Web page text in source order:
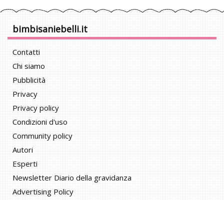
bimbisaniebelli.it
Contatti
Chi siamo
Pubblicità
Privacy
Privacy policy
Condizioni d'uso
Community policy
Autori
Esperti
Newsletter Diario della gravidanza
Advertising Policy